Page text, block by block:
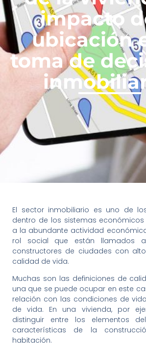
impacto
ubicación
toma de
El sector inmobiliario es uno de
dentro de los sistemas
a la abundante actividad
rol social que están llamados
constructores de ciudades con
calidad de vida.
Muchas son las definiciones de
una que se puede ocupar en este
relación con las condiciones de
de vida. En una vivienda, por
distinguir entre los elementos
características de la
habitación.